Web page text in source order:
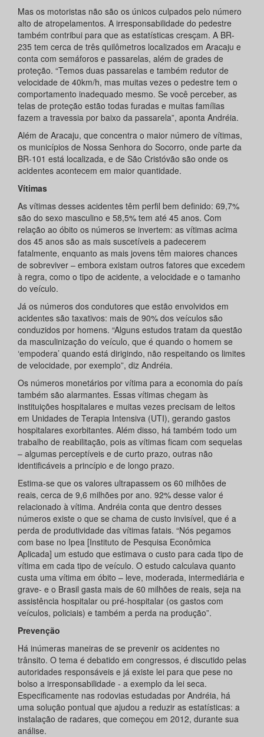
Mas os motoristas não são os únicos culpados pelo número
alto de atropelamentos. A irresponsabilidade do pedestre
também contribui para que as estatísticas cresçam. A BR-
235 tem cerca de três quilômetros localizados em Aracaju e
conta com semáforos e passarelas, além de grades de
proteção. “Temos duas passarelas e também redutor de
velocidade de 40km/h, mas muitas vezes o pedestre tem o
comportamento inadequado mesmo. Se você perceber, as
telas de proteção estão todas furadas e muitas famílias
fazem a travessia por baixo da passarela”, aponta Andréia.
Além de Aracaju, que concentra o maior número de vítimas,
os municípios de Nossa Senhora do Socorro, onde parte da
BR-101 está localizada, e de São Cristóvão são onde os
acidentes acontecem em maior quantidade.
Vítimas
As vítimas desses acidentes têm perfil bem definido: 69,7%
são do sexo masculino e 58,5% tem até 45 anos. Com
relação ao óbito os números se invertem: as vítimas acima
dos 45 anos são as mais suscetíveis a padecerem
fatalmente, enquanto as mais jovens têm maiores chances
de sobreviver – embora existam outros fatores que excedem
à regra, como o tipo de acidente, a velocidade e o tamanho
do veículo.
Já os números dos condutores que estão envolvidos em
acidentes são taxativos: mais de 90% dos veículos são
conduzidos por homens. “Alguns estudos tratam da questão
da masculinização do veículo, que é quando o homem se
‘empodera’ quando está dirigindo, não respeitando os limites
de velocidade, por exemplo”, diz Andréia.
Os números monetários por vítima para a economia do país
também são alarmantes. Essas vítimas chegam às
instituições hospitalares e muitas vezes precisam de leitos
em Unidades de Terapia Intensiva (UTI), gerando gastos
hospitalares exorbitantes. Além disso, há também todo um
trabalho de reabilitação, pois as vítimas ficam com sequelas
– algumas perceptíveis e de curto prazo, outras não
identificáveis a princípio e de longo prazo.
Estima-se que os valores ultrapassem os 60 milhões de
reais, cerca de 9,6 milhões por ano. 92% desse valor é
relacionado à vítima. Andréia conta que dentro desses
números existe o que se chama de custo invisível, que é a
perda de produtividade das vítimas fatais. “Nós pegamos
com base no Ipea [Instituto de Pesquisa Econômica
Aplicada] um estudo que estimava o custo para cada tipo de
vítima em cada tipo de veículo. O estudo calculava quanto
custa uma vítima em óbito – leve, moderada, intermediária e
grave- e o Brasil gasta mais de 60 milhões de reais, seja na
assistência hospitalar ou pré-hospitalar (os gastos com
veículos, policiais) e também a perda na produção”.
Prevenção
Há inúmeras maneiras de se prevenir os acidentes no
trânsito. O tema é debatido em congressos, é discutido pelas
autoridades responsáveis e já existe lei para que pese no
bolso a irresponsabilidade - a exemplo da lei seca.
Especificamente nas rodovias estudadas por Andréia, há
uma solução pontual que ajudou a reduzir as estatísticas: a
instalação de radares, que começou em 2012, durante sua
análise.